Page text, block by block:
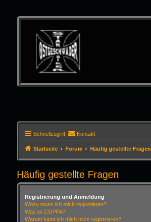
Schnellzugriff Kontakt
Startseite Forum Häufig gestellte Fragen
Häufig gestellte Fragen
Registrierung und Anmeldung
Wozu muss ich mich registrieren?
Was ist COPPA?
Warum kann ich mich nicht registrieren?